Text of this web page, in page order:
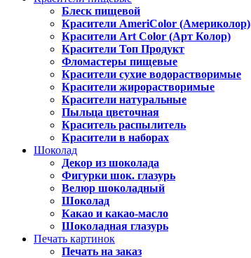
Блеск пищевой
Красители AmeriColor (Америколор)
Красители Art Color (Арт Колор)
Красители Топ Продукт
Фломастеры пищевые
Красители сухие водорастворимые
Красители жирорастворимые
Красители натуральные
Пыльца цветочная
Краситель распылитель
Красители в наборах
Шоколад
Декор из шоколада
Фигурки шок. глазурь
Велюр шоколадный
Шоколад
Какао и какао-масло
Шоколадная глазурь
Печать картинок
Печать на заказ